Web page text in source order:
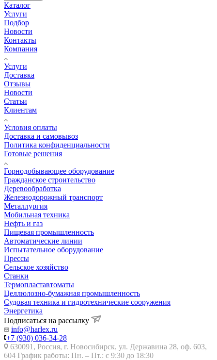
Каталог
Услуги
Подбор
Новости
Контакты
Компания
Услуги
Доставка
Отзывы
Новости
Статьи
Клиентам
Условия оплаты
Доставка и самовывоз
Политика конфиденциальности
Готовые решения
Горнодобывающее оборудование
Гражданское строительство
Деревообработка
Железнодорожный транспорт
Металлургия
Мобильная техника
Нефть и газ
Пищевая промышленность
Автоматические линии
Испытательное оборудование
Прессы
Сельское хозяйство
Станки
Термопластавтоматы
Целлюлозно-бумажная промышленность
Судовая техника и гидротехнические сооружения
Энергетика
Подписаться на рассылку
info@harlex.ru
+7 (930) 036-34-28
630091, Россия, г. Новосибирск, ул. Державина 28, оф. 603,
604 График работы: Пн. – Пт.: с 9:30 до 18:30